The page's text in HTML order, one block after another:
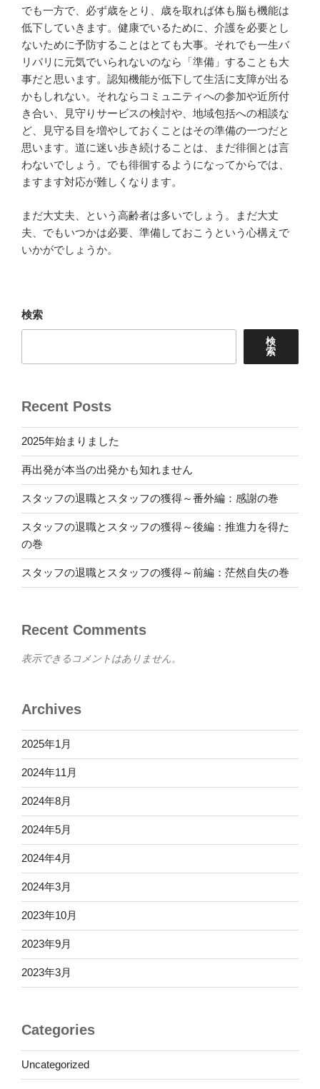
でも一方で、必ず歳をとり、歳を取れば体も脳も機能は
低下していきます。健康でいるために、介護を必要とし
ないために予防することはとても大事。それでも一生バ
リバリに元気でいられないのなら「準備」することも大
事だと思います。認知機能が低下して生活に支障が出る
かもしれない。それならコミュニティへの参加や近所付
き合い、見守りサービスの検討や、地域包括への相談な
ど、見守る目を増やしておくことはその準備の一つだと
思います。道に迷い歩き続けることは、まだ徘徊とは言
わないでしょう。でも徘徊するようになってからでは、
ますます対応が難しくなります。
まだ大丈夫、という高齢者は多いでしょう。まだ大丈
夫、でもいつかは必要、準備しておこうという心構えで
いかがでしょうか。
検索
検
索
Recent Posts
2025年始まりました
再出発が本当の出発かも知れません
スタッフの退職とスタッフの獲得～番外編：感謝の巻
スタッフの退職とスタッフの獲得～後編：推進力を得た
の巻
スタッフの退職とスタッフの獲得～前編：茫然自失の巻
Recent Comments
表示できるコメントはありません。
Archives
2025年1月
2024年11月
2024年8月
2024年5月
2024年4月
2024年3月
2023年10月
2023年9月
2023年3月
Categories
Uncategorized